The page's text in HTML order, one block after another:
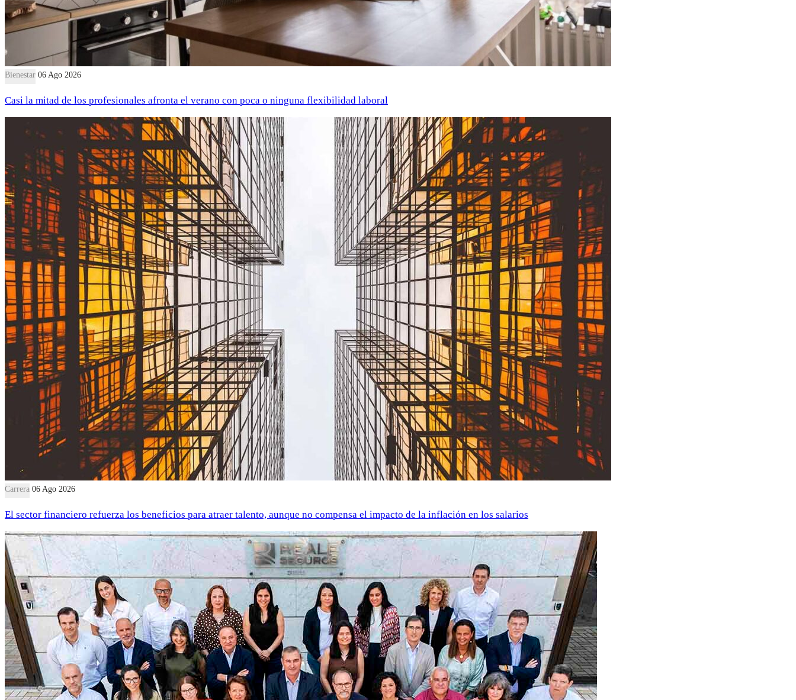
Bienestar 06 Ago 2026
Casi la mitad de los profesionales afronta el verano con poca o ninguna flexibilidad laboral
Carrera 06 Ago 2026
El sector financiero refuerza los beneficios para atraer talento, aunque no compensa el impacto de la inflación en los salarios